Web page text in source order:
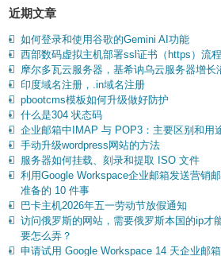
近期文章
如何登录和使用谷歌的Gemini AI功能
西部数码虚拟主机部署ssl证书（https）流程
摩尔多瓦云服务器，基希讷乌云服务器增长
印度域名注册，.in域名注册
pbootcms模板如何升级做好防护
什么是304 状态码
企业邮箱中IMAP 与 POP3：主要区别和用
手动升级wordpress网站的方法
服务器如何挂载、刻录和提取 ISO 文件
利用Google Workspace企业邮箱发送营销
准备的 10 件事
巴卡主机2026年五一劳动节放假通知
访问俄罗斯的网站，需要俄罗斯本国的ip才
要怎么弄？
申请试用 Google Workspace 14 天企业邮